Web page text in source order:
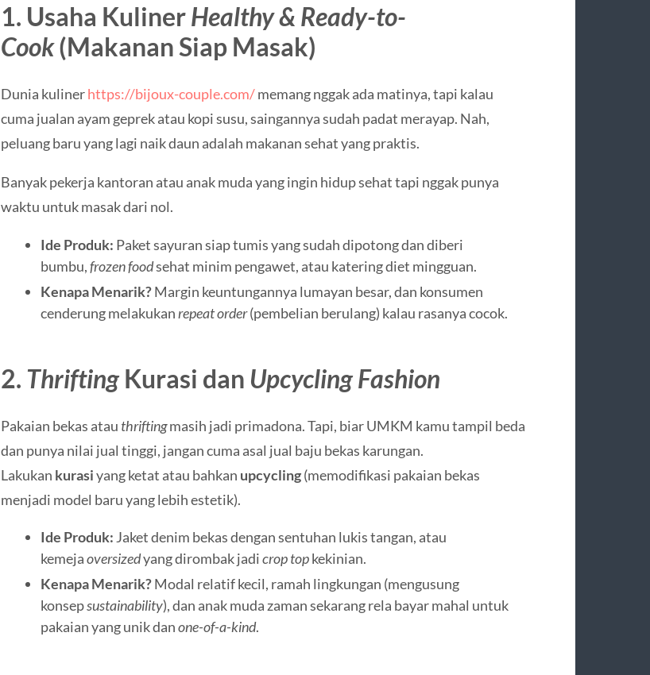
1. Usaha KulinerHealthy & Ready-to-
Cook(Makanan Siap Masak)
Dunia kulinerhttps://bijoux-couple.com/memang nggak ada matinya, tapi kalau
cuma jualan ayam geprek atau kopi susu, saingannya sudah padat merayap. Nah,
peluang baru yang lagi naik daun adalah makanan sehat yang praktis.
Banyak pekerja kantoran atau anak muda yang ingin hidup sehat tapi nggak punya
waktu untuk masak dari nol.
Ide Produk: Paket sayuran siap tumis yang sudah dipotong dan diberi
bumbu,frozen foodsehat minim pengawet, atau katering diet mingguan.
Kenapa Menarik?Margin keuntungannya lumayan besar, dan konsumen
cenderung melakukanrepeat order(pembelian berulang) kalau rasanya cocok.
2. ThriftingKurasi dan Upcycling Fashion
Pakaian bekas atau thriftingmasih jadi primadona. Tapi, biar UMKM kamu tampil beda
dan punya nilai jual tinggi, jangan cuma asal jual baju bekas karungan.
Lakukan kurasiyang ketat atau bahkan upcycling(memodifikasi pakaian bekas
menjadi model baru yang lebih estetik).
Ide Produk: Jaket denim bekas dengan sentuhan lukis tangan, atau
kemejaoversizedyang dirombak jadicrop topkekinian.
Kenapa Menarik?Modal relatif kecil, ramah lingkungan (mengusung
konsepsustainability), dan anak muda zaman sekarang rela bayar mahal untuk
pakaian yang unik danone-of-a-kind.